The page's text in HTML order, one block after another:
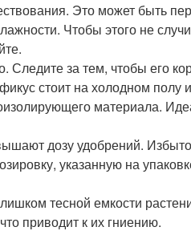
Это может быть
Чтобы этого не
Следите за тем, чтобы его
стоит на холодном
материала.
дозу удобрений.
указанную на
тесной емкости
приводит к их гниению.